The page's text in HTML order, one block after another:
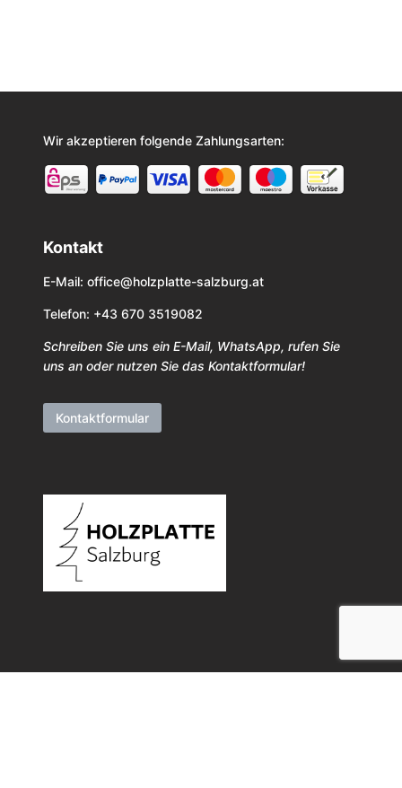
Wir akzeptieren folgende Zahlungsarten:
Kontakt
E-Mail: office@holzplatte-salzburg.at
Telefon: +43 670 3519082
Schreiben Sie uns ein E-Mail, WhatsApp, rufen Sie
uns an oder nutzen Sie das Kontaktformular!
Kontaktformular